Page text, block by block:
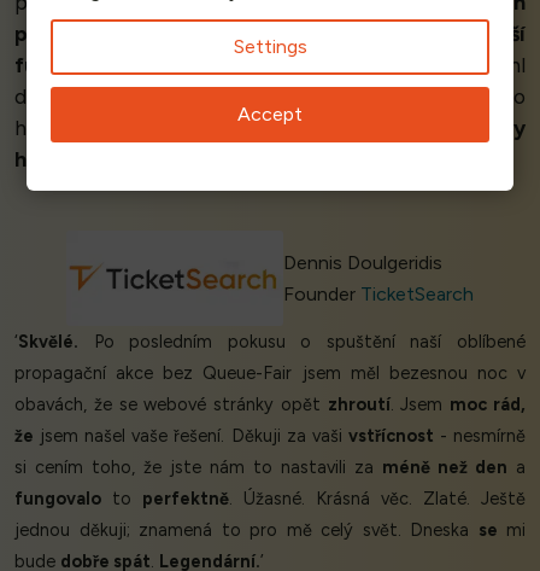
procesů,
které jsem kdy zažil. Queue-Fair má
další
funkce, kterých
náš předchozí dodavatel nemohl
dosáhnout, takže
. Každý, kdo
hledá produkt pro fronty, by
My
ho milujeme!
Dennis Doulgeridis
Founder TicketSearch
‘Skvělé. Po posledním pokusu o spuštění naší oblíbené
propagační akce bez Queue-Fair jsem měl bezesnou noc v
obavách, že se webové stránky opět zhroutí. Jsem moc rád,
že jsem našel vaše řešení. Děkuji za vaši vstřícnost - nesmírně
si cením toho, že jste nám to nastavili za méně než den a
fungovalo to perfektně. Úžasné. Krásná věc. Zlaté. Ještě
jednou děkuji; znamená to pro mě celý svět. Dneska se mi
bude dobře spát. Legendární.’
Settings
Accept